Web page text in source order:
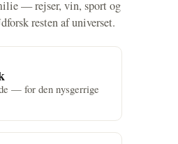
— rejser, vin, sport og
resten af universet.
— for den nysgerrige